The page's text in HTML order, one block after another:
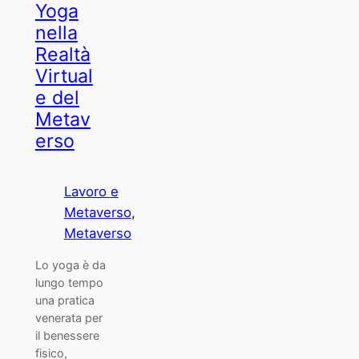
Yoga
nella
Realtà
Virtual
e del
Metav
erso
Lavoro e
Metaverso
Metaverso
Lo yoga è da
lungo tempo
una pratica
venerata per
il benessere
fisico,